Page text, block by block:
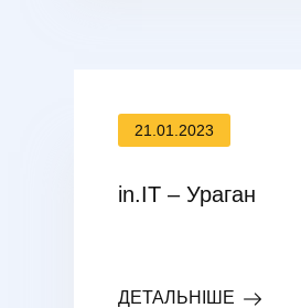
21.01.2023
in.IT – Ураган
ДЕТАЛЬНІШЕ